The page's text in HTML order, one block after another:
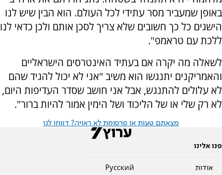
באופן שמעביר מסר עתידי לכל העולם. הוא הבין שיש לנו
הישגים כל כך חשובים שלא צריך לסכן אותם ולכן כדאי לנו
ללכת עם טראמפ".
לשאלה מה יקרה אם בעתיד האינטרסים הישראליים
והאמריקנים יתנגשו הוא משיב "אני לא יכול להגיד שהם
לא עלולים להתנגש, אבל אני חושב שסדר העדיפות היום,
לא רק שלי או של הליכוד ושל הימין אמור להיות ברור".
מצאתם טעות או פרסומת לא ראויה? דווחו לנו
פנו אלינו
אודות
Pусский